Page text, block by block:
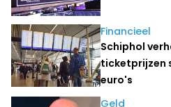
Financieel
Schiphol
ticketprijzen
euro's
Geld